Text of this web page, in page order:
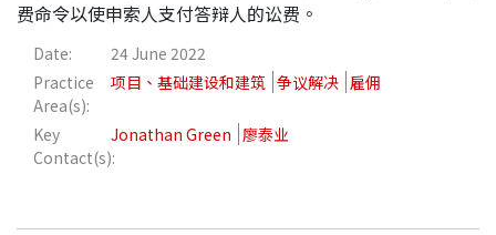
费命令以使申索人支付答辩人的讼费。
Date:
24 June 2022
Practice
Area(s):
项目、基础建设和建筑 争议解决 雇佣
Key
Contact(s):
Jonathan Green 廖泰业